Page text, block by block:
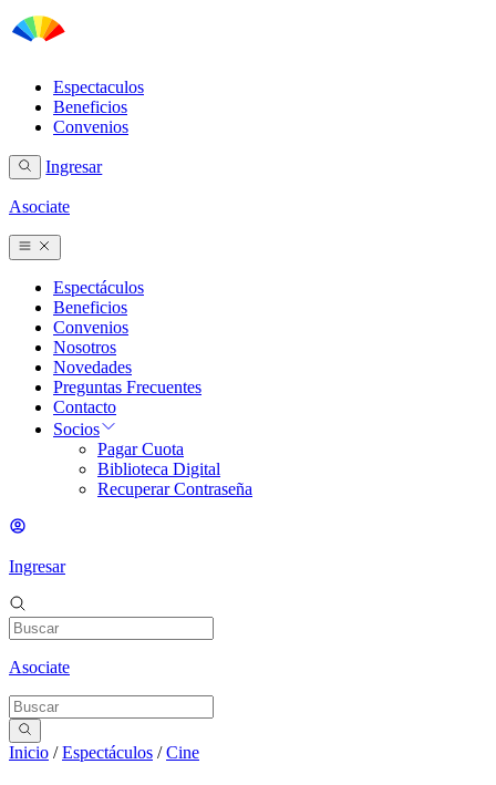
Espectaculos
Beneficios
Convenios
Ingresar
Asociate
Espectáculos
Beneficios
Convenios
Nosotros
Novedades
Preguntas Frecuentes
Contacto
Socios
Pagar Cuota
Biblioteca Digital
Recuperar Contraseña
Ingresar
Asociate
Inicio /Espectáculos /Cine